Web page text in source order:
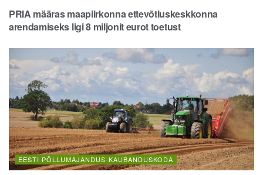
PRIA määras maapiirkonna ettevõtluskeskkonna
arendamiseks ligi 8 miljonit eurot toetust
EESTI PÕLLUMAJANDUS-KAUBANDUSKODA